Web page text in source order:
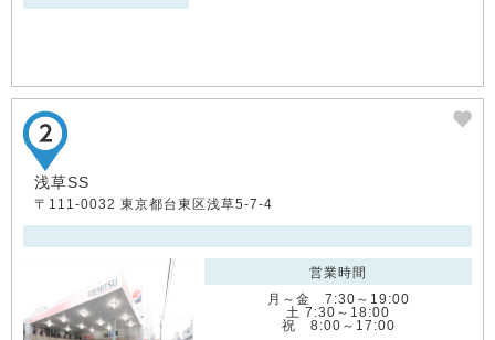
浅草SS
〒111-0032 東京都台東区浅草5-7-4
営業時間
月～金 7:30～19:00
土 7:30～18:00
祝 8:00～17:00